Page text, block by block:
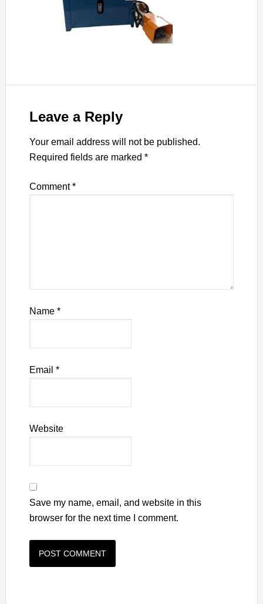
Leave a Reply
Your email address will not be published.
Required fields are marked *
Comment*
Name *
Email *
Website
Save my name, email, and website in this
browser for the next time I comment.